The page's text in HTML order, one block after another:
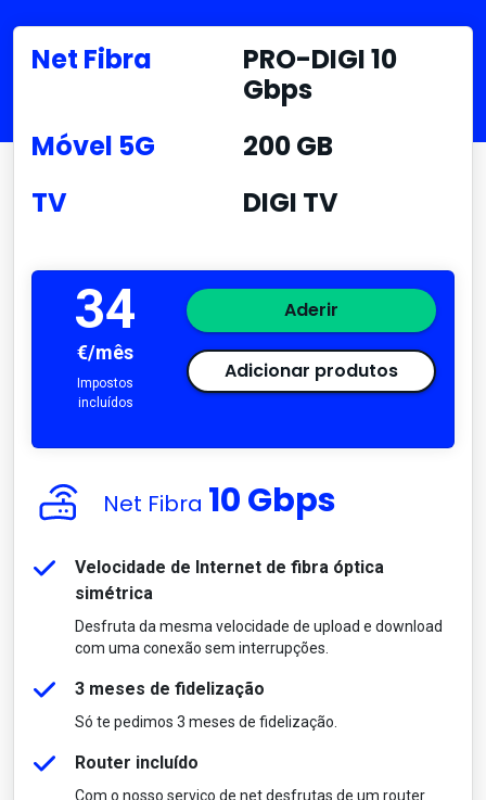
Net Fibra
PRO-DIGI 10
Gbps
Móvel 5G
200 GB
TV
DIGI TV
34
€/mês
Impostos
incluídos
Aderir
Adicionar produtos
Net Fibra 10 Gbps
Velocidade de Internet de fibra óptica
simétrica
Desfruta da mesma velocidade de upload e download
com uma conexão sem interrupções.
3 meses de fidelização
Só te pedimos 3 meses de fidelização.
Router incluído
Com o nosso serviço de net desfrutas de um router